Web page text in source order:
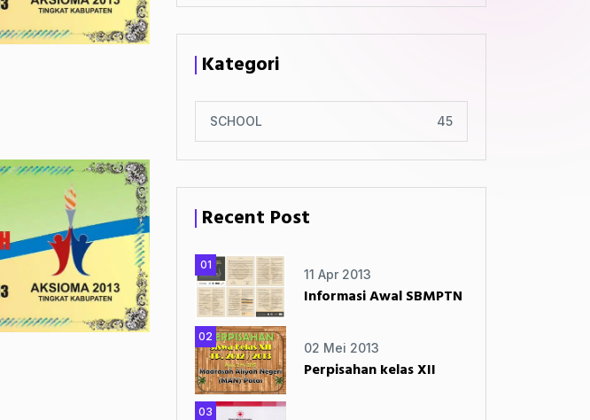
Kategori
SCHOOL 45
Recent Post
01
11 Apr 2013
Informasi Awal SBMPTN
02
02 Mei 2013
Perpisahan kelas XII
03